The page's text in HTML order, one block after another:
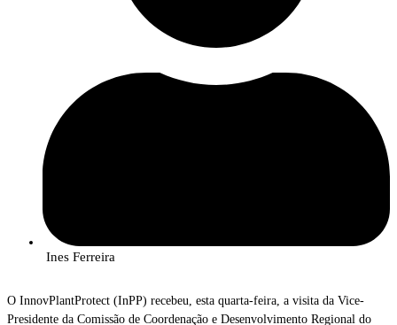
Ines Ferreira
O InnovPlantProtect (InPP) recebeu, esta quarta-feira, a visita da Vice-
Presidente da Comissão de Coordenação e Desenvolvimento Regional do